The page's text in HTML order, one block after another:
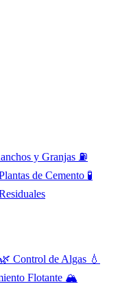
y Granjas ⛽
de Cemento 🧪
🌿 Control de Algas 💧
Flotante 🏔️